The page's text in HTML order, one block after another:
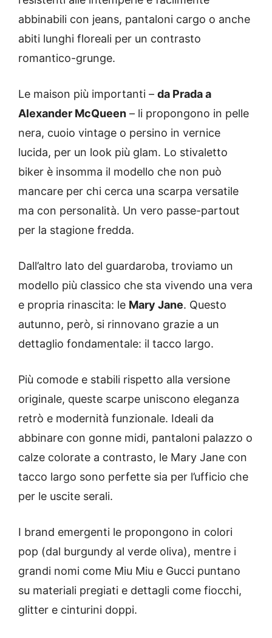
abbinabili con jeans, pantaloni cargo o anche
abiti lunghi floreali per un contrasto
romantico-grunge.
Le maison più importanti – da Prada a
Alexander McQueen – li propongono in pelle
nera, cuoio vintage o persino in vernice
lucida, per un look più glam. Lo stivaletto
biker è insomma il modello che non può
mancare per chi cerca una scarpa versatile
ma con personalità. Un vero passe-partout
per la stagione fredda.
Dall’altro lato del guardaroba, troviamo un
modello più classico che sta vivendo una vera
e propria rinascita: le Mary Jane. Questo
autunno, però, si rinnovano grazie a un
dettaglio fondamentale: il tacco largo.
Più comode e stabili rispetto alla versione
originale, queste scarpe uniscono eleganza
retrò e modernità funzionale. Ideali da
abbinare con gonne midi, pantaloni palazzo o
calze colorate a contrasto, le Mary Jane con
tacco largo sono perfette sia per l’ufficio che
per le uscite serali.
I brand emergenti le propongono in colori
pop (dal burgundy al verde oliva), mentre i
grandi nomi come Miu Miu e Gucci puntano
su materiali pregiati e dettagli come fiocchi,
glitter e cinturini doppi.